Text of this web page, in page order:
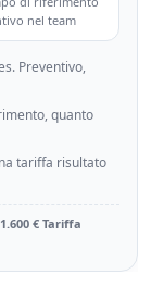
nel team
Preventivo,
quanto
tariffa risultato
1.600 € Tariffa